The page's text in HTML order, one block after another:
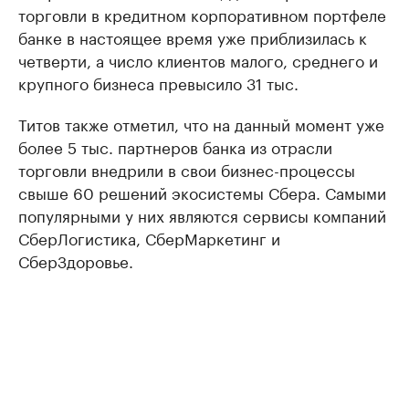
торговли в кредитном корпоративном портфеле
банке в настоящее время уже приблизилась к
четверти, а число клиентов малого, среднего и
крупного бизнеса превысило 31 тыс.
Титов также отметил, что на данный момент уже
более 5 тыс. партнеров банка из отрасли
торговли внедрили в свои бизнес-процессы
свыше 60 решений экосистемы Сбера. Самыми
популярными у них являются сервисы компаний
СберЛогистика, СберМаркетинг и
СберЗдоровье.